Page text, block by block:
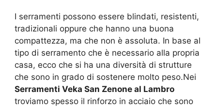
I serramenti possono essere blindati, resistenti,
tradizionali oppure che hanno una buona
compattezza, ma che non è assoluta. In base al
tipo di serramento che è necessario alla propria
casa, ecco che si ha una diversità di strutture
che sono in grado di sostenere molto peso.Nei
Serramenti Veka San Zenone al Lambro
troviamo spesso il rinforzo in acciaio che sono